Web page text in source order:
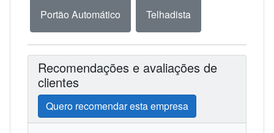
Portão Automático Telhadista
Recomendações e avaliações de
clientes
Quero recomendar esta empresa